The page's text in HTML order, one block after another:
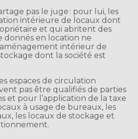
pas le juge : pour lui, les
intérieure de locaux dont
et qui abritent des
donnés en location ne
intérieur de
dont la société est
espaces de circulation
pas être qualifiés de parties
et pour l’application de la taxe
à usage de bureaux, les
les locaux de stockage et